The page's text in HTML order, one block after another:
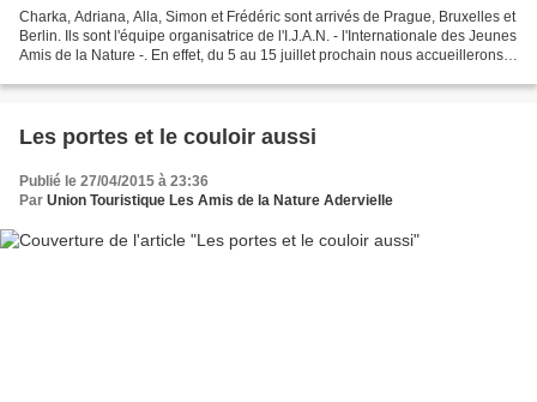
Charka, Adriana, Alla, Simon et Frédéric sont arrivés de Prague, Bruxelles et
Berlin. Ils sont l'équipe organisatrice de l'I.J.A.N. - l'Internationale des Jeunes
Amis de la Nature -. En effet, du 5 au 15 juillet prochain nous accueillerons
Les portes et le couloir aussi
Publié le 27/04/2015 à 23:36
Par Union Touristique Les Amis de la Nature Adervielle